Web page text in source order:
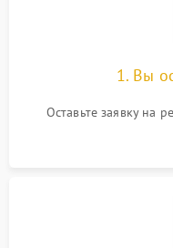
1. Вы
Оставьте заявку на